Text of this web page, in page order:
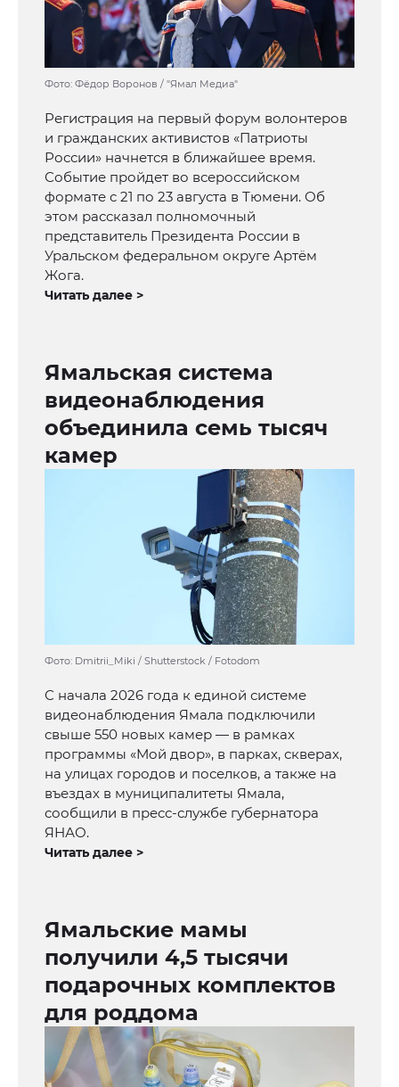
Фото: Фёдор Воронов / "Ямал Медиа"
Регистрация на первый форум волонтеров
и гражданских активистов «Патриоты
России» начнется в ближайшее время.
Событие пройдет во всероссийском
формате с 21 по 23 августа в Тюмени. Об
этом рассказал полномочный
представитель Президента России в
Уральском федеральном округе Артём
Жога.
Читать далее >
Ямальская система
видеонаблюдения
объединила семь тысяч
камер
Фото: Dmitrii_Miki / Shutterstock / Fotodom
С начала 2026 года к единой системе
видеонаблюдения Ямала подключили
свыше 550 новых камер — в рамках
программы «Мой двор», в парках, скверах,
на улицах городов и поселков, а также на
въездах в муниципалитеты Ямала,
сообщили в пресс-службе губернатора
ЯНАО.
Читать далее >
Ямальские мамы
получили 4,5 тысячи
подарочных комплектов
для роддома